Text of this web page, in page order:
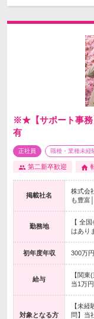
※★【サポート事務
有
正社員 職種・業種未経
第二新卒歓迎
掲載社名
株式会
も豊富
勤務地
【 全
はあり
初年度年収 300万
給与
【関
当1万
対象となる方
【未
問】当